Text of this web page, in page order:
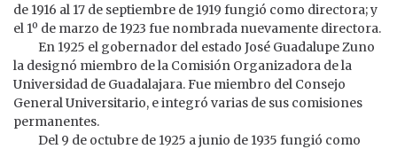
de 1916 al 17 de septiembre de 1919 fungió como directora; y
el 1º de marzo de 1923 fue nombrada nuevamente directora.
En 1925 el gobernador del estado José Guadalupe Zuno
la designó miembro de la Comisión Organizadora de la
Universidad de Guadalajara. Fue miembro del Consejo
General Universitario, e integró varias de sus comisiones
permanentes.
Del 9 de octubre de 1925 a junio de 1935 fungió como